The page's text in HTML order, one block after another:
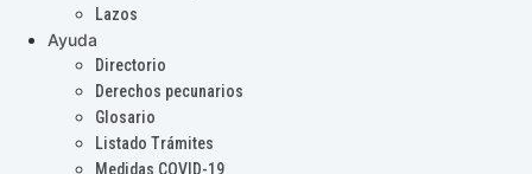
Lazos
Ayuda
Directorio
Derechos pecunarios
Glosario
Listado Trámites
Medidas COVID-19